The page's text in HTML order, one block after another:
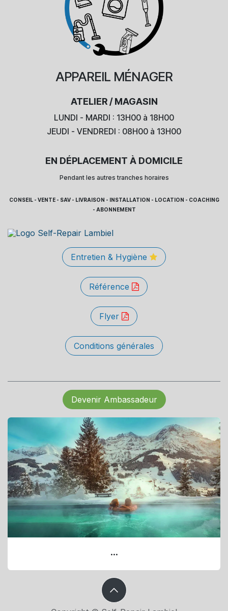
APPAREIL MÉNAGER
ATELIER / MAGASIN
LUNDI - MARDI : 13H00 à 18H00
JEUDI - VENDREDI : 08H00 à 13H00
EN DÉPLACEMENT À DOMICILE
Pendant les autres tranches horaires
CONSEIL - VENTE - SAV - LIVRAISON - INSTALLATION - LOCATION - COACHING
- ABONNEMENT
Entretien & Hygiène
Référence
Flyer
Conditions générales
Devenir Ambassadeur
...